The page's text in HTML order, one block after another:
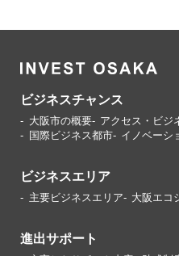
ビジネスチャンス
大阪市の概要 アクセス・ビジ
国際ビジネス都市
イノベーシ
ビジネスエリア
主要ビジネスエリア 大阪エコ
進出サポート